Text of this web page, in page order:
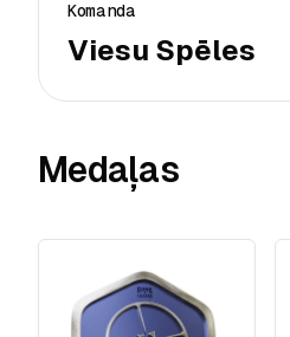
Komanda
Viesu Spēles
Medaļas